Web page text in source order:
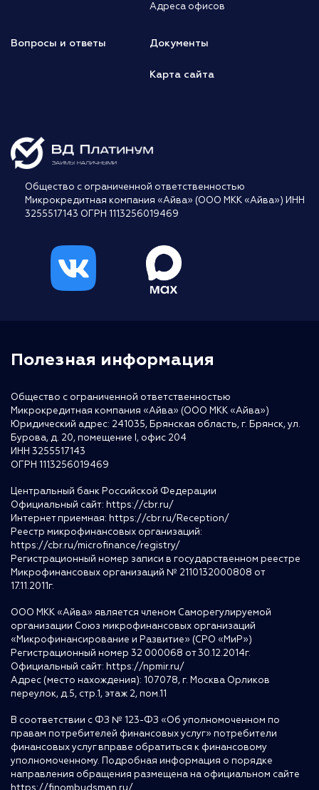
Адреса офисов
Вопросы и ответы Документы
Карта сайта
Общество с ограниченной ответственностью
Микрокредитная компания «Айва» (ООО МКК «Айва») ИНН
3255517143 ОГРН 1113256019469
Полезная информация
Общество с ограниченной ответственностью
Микрокредитная компания «Айва» (ООО МКК «Айва»)
Юридический адрес: 241035, Брянская область, г. Брянск, ул.
Бурова, д. 20, помещение I, офис 204
ИНН 3255517143
ОГРН 1113256019469
Центральный банк Российской Федерации
Официальный сайт: https://cbr.ru/
Интернет приемная: https://cbr.ru/Reception/
Реестр микрофинансовых организаций:
https://cbr.ru/microfinance/registry/
Регистрационный номер записи в государственном реестре
Микрофинансовых организаций № 2110132000808 от
17.11.2011г.
ООО МКК «Айва» является членом Саморегулируемой
организации Союз микрофинансовых организаций
«Микрофинансирование и Развитие» (СРО «МиР»)
Регистрационный номер 32 000068 от 30.12.2014г.
Официальный сайт: https://npmir.ru/
Адрес (место нахождения): 107078, г. Москва Орликов
переулок, д.5, стр.1, этаж 2, пом.11
В соответствии с ФЗ № 123-ФЗ «Об уполномоченном по
правам потребителей финансовых услуг» потребители
финансовых услуг вправе обратиться к финансовому
уполномоченному. Подробная информация о порядке
направления обращения размещена на официальном сайте